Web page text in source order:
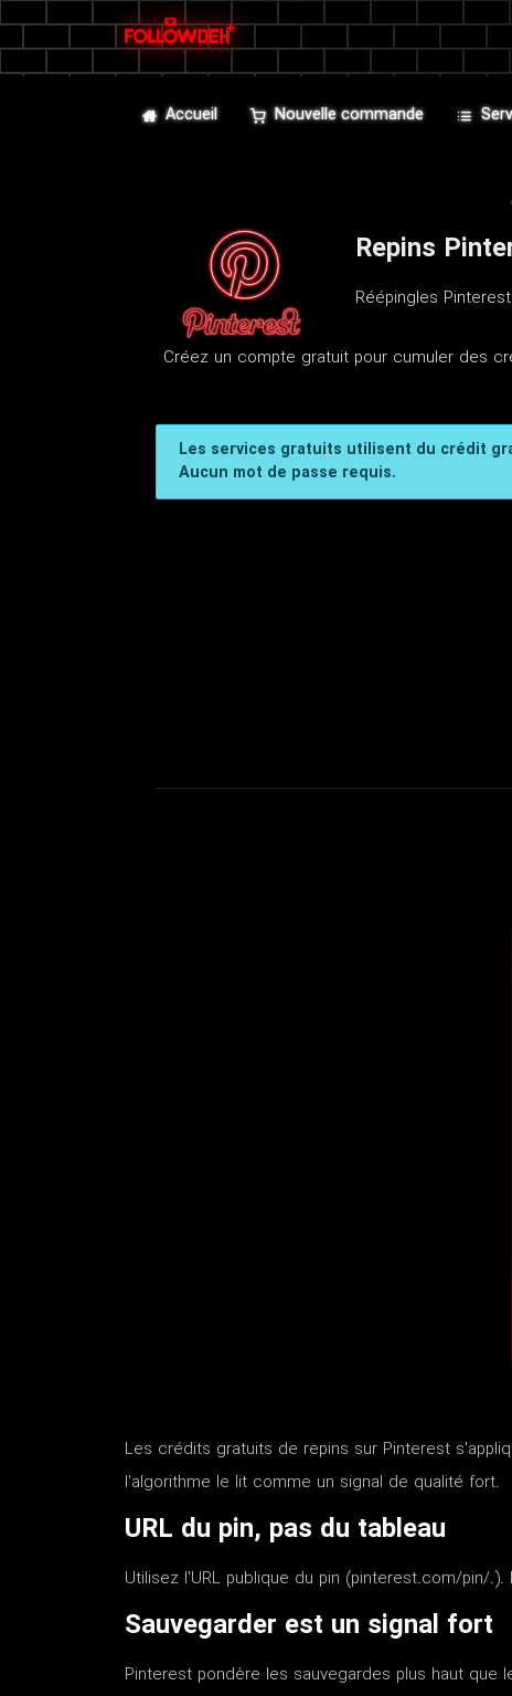
Accueil Nouvelle commande
Repins
Réépingles
Créez un compte gratuit pour cumuler des
Les services gratuits utilisent du crédit
Aucun mot de passe requis.
Les crédits gratuits de repins sur Pinterest
l'algorithme le lit comme un signal de qualité fort.
URL du pin, pas du tableau
Utilisez l'URL publique du pin (pinterest.com/pin/
Sauvegarder est un signal fort
Pinterest pondère les sauvegardes plus haut